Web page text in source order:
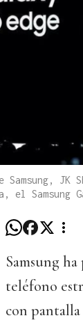
Samsung,
el Samsung
Samsung
teléfono
con